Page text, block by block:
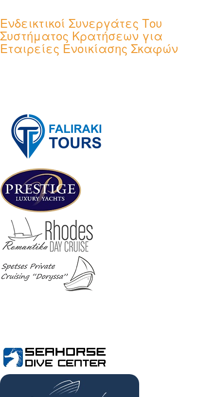
Ενδεικτικοί Συνεργάτες Του
Συστήματος Κρατήσεων για
Εταιρείες Ενοικίασης Σκαφών